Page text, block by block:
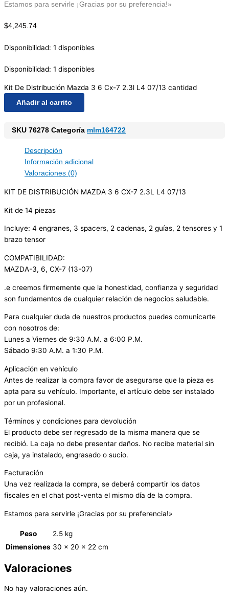
Estamos para servirle ¡Gracias por su preferencia!»
$4,245.74
Disponibilidad: 1 disponibles
Disponibilidad: 1 disponibles
Kit De Distribución Mazda 3 6 Cx-7 2.3l L4 07/13 cantidad
Añadir al carrito
SKU 76278 Categoría mlm164722
Descripción
Información adicional
Valoraciones (0)
KIT DE DISTRIBUCIÓN MAZDA 3 6 CX-7 2.3L L4 07/13
Kit de 14 piezas
Incluye: 4 engranes, 3 spacers, 2 cadenas, 2 guías, 2 tensores y 1
brazo tensor
COMPATIBILIDAD:
MAZDA-3, 6, CX-7 (13-07)
.e creemos firmemente que la honestidad, confianza y seguridad
son fundamentos de cualquier relación de negocios saludable.
Para cualquier duda de nuestros productos puedes comunicarte
con nosotros de:
Lunes a Viernes de 9:30 A.M. a 6:00 P.M.
Sábado 9:30 A.M. a 1:30 P.M.
Aplicación en vehículo
Antes de realizar la compra favor de asegurarse que la pieza es
apta para su vehículo. Importante, el artículo debe ser instalado
por un profesional.
Términos y condiciones para devolución
El producto debe ser regresado de la misma manera que se
recibió. La caja no debe presentar daños. No recibe material sin
caja, ya instalado, engrasado o sucio.
Facturación
Una vez realizada la compra, se deberá compartir los datos
fiscales en el chat post-venta el mismo día de la compra.
Estamos para servirle ¡Gracias por su preferencia!»
Peso
2.5 kg
Dimensiones 30 × 20 × 22 cm
Valoraciones
No hay valoraciones aún.